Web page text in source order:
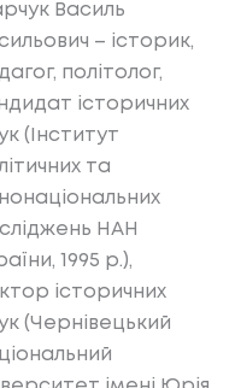
Василь
– історик‚
політолог‚
історичних
(Інститут
та
НАН
1995 р.)‚
історичних
(Чернівецький